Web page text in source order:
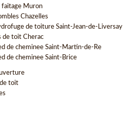
faitage Muron
Chazelles
de toiture Saint-Jean-de-Liversay
de toit Cherac
de cheminee Saint-Martin-de-Re
de cheminee Saint-Brice
toit